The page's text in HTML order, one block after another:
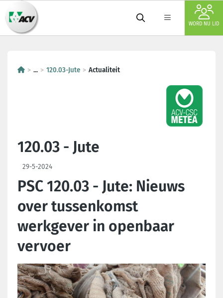
WORD NU LID
... 120.03-Jute Actualiteit
120.03 - Jute
29-5-2024
PSC 120.03 - Jute: Nieuws
over tussenkomst
werkgever in openbaar
vervoer